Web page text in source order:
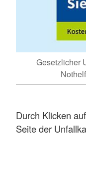
Gesetzlicher
Durch Klicken
Seite der